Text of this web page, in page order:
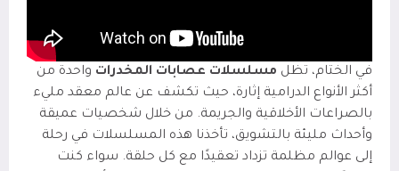
في الختام، تظل مسلسلات عصابات المخدرات واحدة من
أكثر الأنواع الدرامية إثارة، حيث تكشف عن عالم معقد مليء
بالصراعات الأخلاقية والجريمة. من خلال شخصيات عميقة
وأحداث مليئة بالتشويق، تأخذنا هذه المسلسلات في رحلة
إلى عوالم مظلمة تزداد تعقيدًا مع كل حلقة. سواء كنت